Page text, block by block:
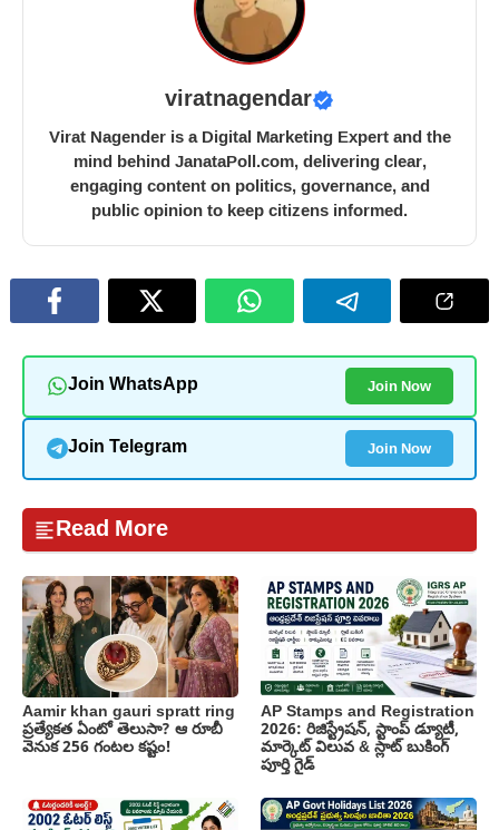
viratnagendar
Virat Nagender is a Digital Marketing Expert and the
mind behind JanataPoll.com, delivering clear,
engaging content on politics, governance, and
public opinion to keep citizens informed.
Join WhatsApp Join Now
Join Telegram Join Now
Read More
Aamir khan gauri spratt ring
ప్రత్యేకత ఏంటో తెలుసా? ఆ రూబీ
వెనుక 256 గంటల కష్టం!
AP Stamps and Registration
2026: రిజిస్ట్రేషన్, స్టాంప్ డ్యూటీ,
మార్కెట్ విలువ & స్లాట్ బుకింగ్
పూర్తి గైడ్